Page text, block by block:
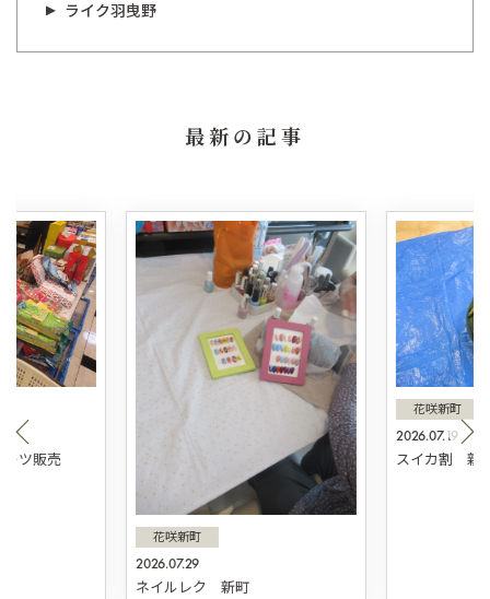
ライク羽曳野
最新の記事
ーツ販売
2026.07.29
花咲新町
ネイルレク 新町
2026.07.19
花咲新町
スイカ割 新